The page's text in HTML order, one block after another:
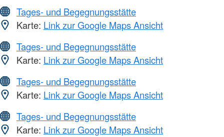
Tages- und Begegnungsstätte
Karte: Link zur Google Maps Ansicht
Tages- und Begegnungsstätte
Karte: Link zur Google Maps Ansicht
Tages- und Begegnungsstätte
Karte: Link zur Google Maps Ansicht
Tages- und Begegnungsstätte
Karte: Link zur Google Maps Ansicht